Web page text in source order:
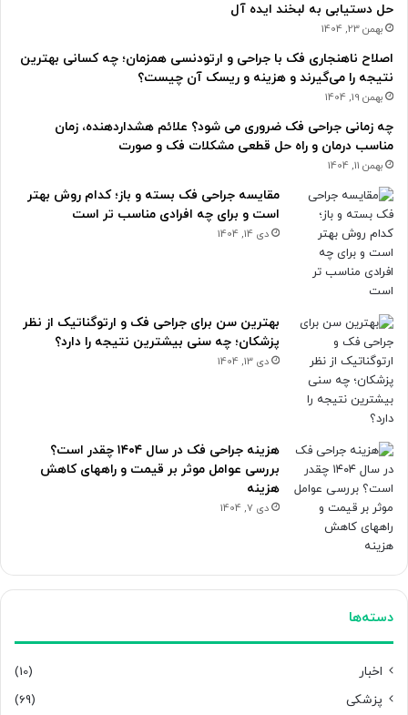
حل دستیابی به لبخند ایده آل
بهمن 23, 1404
اصلاح ناهنجاری فک با جراحی و ارتودنسی همزمان؛ چه کسانی بهترین
نتیجه را می‌گیرند و هزینه و ریسک آن چیست؟
بهمن 19, 1404
چه زمانی جراحی فک ضروری می شود؟ علائم هشداردهنده، زمان
مناسب درمان و راه حل قطعی مشکلات فک و صورت
بهمن 11, 1404
مقایسه جراحی فک بسته و باز؛ کدام روش بهتر
است و برای چه افرادی مناسب تر است
دی 14, 1404
بهترین سن برای جراحی فک و ارتوگناتیک از نظر
پزشکان؛ چه سنی بیشترین نتیجه را دارد؟
دی 13, 1404
هزینه جراحی فک در سال ۱۴۰۴ چقدر است؟
بررسی عوامل موثر بر قیمت و راههای کاهش
هزینه
دی 7, 1404
دسته‌ها
اخبار
(10)
پزشکی
(69)